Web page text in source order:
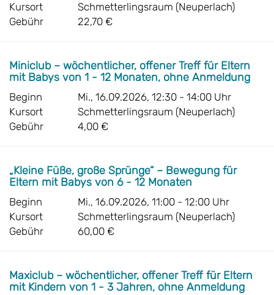
Kursort
Schmetterlingsraum (Neuperlach)
Gebühr
22,70 €
Miniclub – wöchentlicher, offener Treff für Eltern
mit Babys von 1 - 12 Monaten, ohne Anmeldung
Beginn
Mi., 16.09.2026, 12:30 - 14:00 Uhr
Kursort
Schmetterlingsraum (Neuperlach)
Gebühr
4,00 €
„Kleine Füße, große Sprünge“ – Bewegung für
Eltern mit Babys von 6 - 12 Monaten
Beginn
Mi., 16.09.2026, 11:00 - 12:00 Uhr
Kursort
Schmetterlingsraum (Neuperlach)
Gebühr
60,00 €
Maxiclub – wöchentlicher, offener Treff für Eltern
mit Kindern von 1 - 3 Jahren, ohne Anmeldung